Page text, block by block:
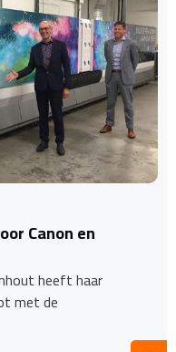
Canon en
heeft haar
met de